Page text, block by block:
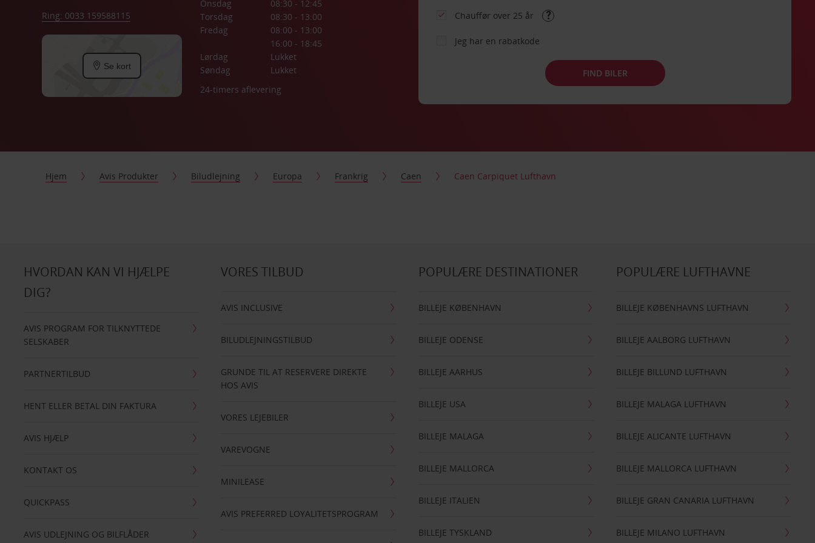
Ring: 0033 159588115
Se kort
Onsdag
08:30 - 12:45
Torsdag
08:30 - 13:00
Fredag
08:00 - 13:00
16:00 - 18:45
Lørdag
Lukket
Søndag
Lukket
24-timers aflevering
Chauffør over 25 år
Jeg har en rabatkode
FIND BILER
Hjem Avis Produkter Biludlejning Europa Frankrig Caen Caen Carpiquet Lufthavn
HVORDAN KAN VI HJÆLPE
DIG?
AVIS PROGRAM FOR TILKNYTTEDE
SELSKABER
PARTNERTILBUD
HENT ELLER BETAL DIN FAKTURA
AVIS HJÆLP
KONTAKT OS
QUICKPASS
AVIS UDLEJNING OG BILFLÅDER
VORES TILBUD
AVIS INCLUSIVE
BILUDLEJNINGSTILBUD
GRUNDE TIL AT RESERVERE DIREKTE
HOS AVIS
VORES LEJEBILER
VAREVOGNE
MINILEASE
AVIS PREFERRED LOYALITETSPROGRAM
POPULÆRE DESTINATIONER
BILLEJE KØBENHAVN
BILLEJE ODENSE
BILLEJE AARHUS
BILLEJE USA
BILLEJE MALAGA
BILLEJE MALLORCA
BILLEJE ITALIEN
BILLEJE TYSKLAND
POPULÆRE LUFTHAVNE
BILLEJE KØBENHAVNS LUFTHAVN
BILLEJE AALBORG LUFTHAVN
BILLEJE BILLUND LUFTHAVN
BILLEJE MALAGA LUFTHAVN
BILLEJE ALICANTE LUFTHAVN
BILLEJE MALLORCA LUFTHAVN
BILLEJE GRAN CANARIA LUFTHAVN
BILLEJE MILANO LUFTHAVN